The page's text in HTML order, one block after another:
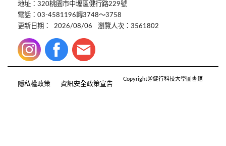
地址：320桃園市中壢區健行路229號
電話：03-4581196轉3748～3758
更新日期：
2026/08/06 瀏覽人次：3561802
隱私權政策 資訊安全政策宣告
Copyright＠健行科技大學圖書館